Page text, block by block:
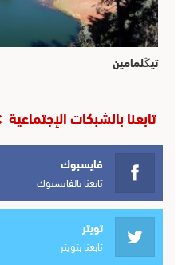
تيڭلمامين
تابعنا بالشبكات الإجتماعية
فايسبوك
تابعنا بالفايسبوك
تويتر
تابعنا بتويتر